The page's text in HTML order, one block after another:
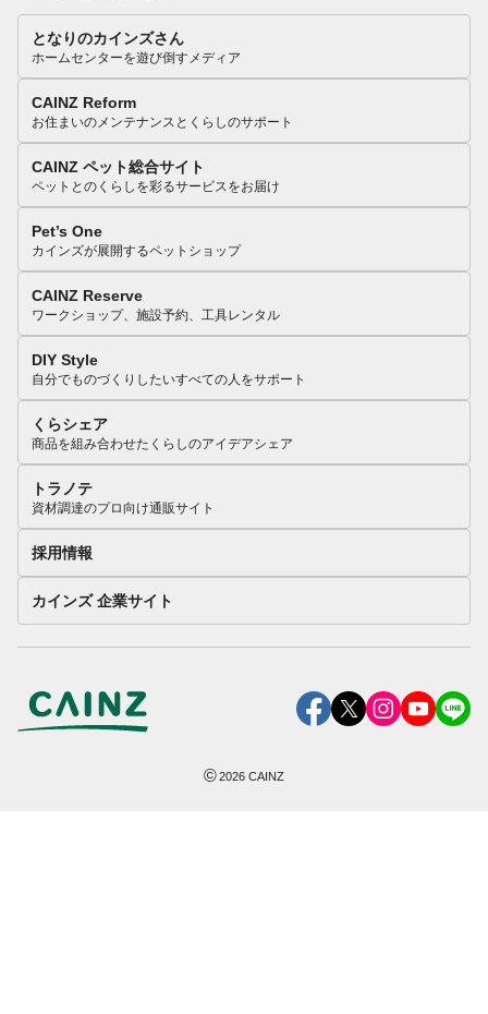
となりのカインズさん
ホームセンターを遊び倒すメディア
CAINZ Reform
お住まいのメンテナンスとくらしのサポート
CAINZ ペット総合サイト
ペットとのくらしを彩るサービスをお届け
Pet’s One
カインズが展開するペットショップ
CAINZ Reserve
ワークショップ、施設予約、工具レンタル
DIY Style
自分でものづくりしたいすべての人をサポート
くらシェア
商品を組み合わせたくらしのアイデアシェア
トラノテ
資材調達のプロ向け通販サイト
採用情報
カインズ 企業サイト
©2026 CAINZ